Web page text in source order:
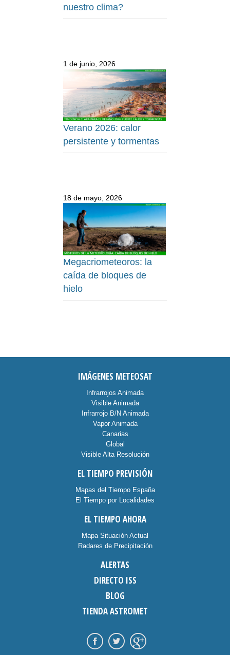
nuestro clima?
1 de junio, 2026
Verano 2026: calor
persistente y tormentas
18 de mayo, 2026
Megacriometeoros: la
caída de bloques de
hielo
IMÁGENES METEOSAT
Infrarrojos Animada
Visible Animada
Infrarrojo B/N Animada
Vapor Animada
Canarias
Global
Visible Alta Resolución
EL TIEMPO PREVISIÓN
Mapas del Tiempo España
El Tiempo por Localidades
EL TIEMPO AHORA
Mapa Situación Actual
Radares de Precipitación
ALERTAS
DIRECTO ISS
BLOG
TIENDA ASTROMET